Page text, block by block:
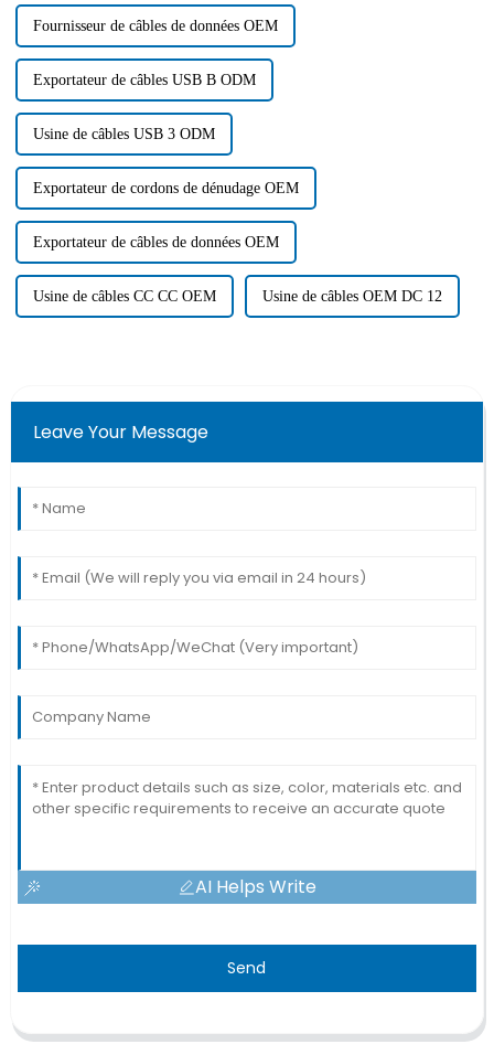
Fournisseur de câbles de données OEM
Exportateur de câbles USB B ODM
Usine de câbles USB 3 ODM
Exportateur de cordons de dénudage OEM
Exportateur de câbles de données OEM
Usine de câbles CC CC OEM Usine de câbles OEM DC 12
Leave Your Message
AI Helps Write
Send